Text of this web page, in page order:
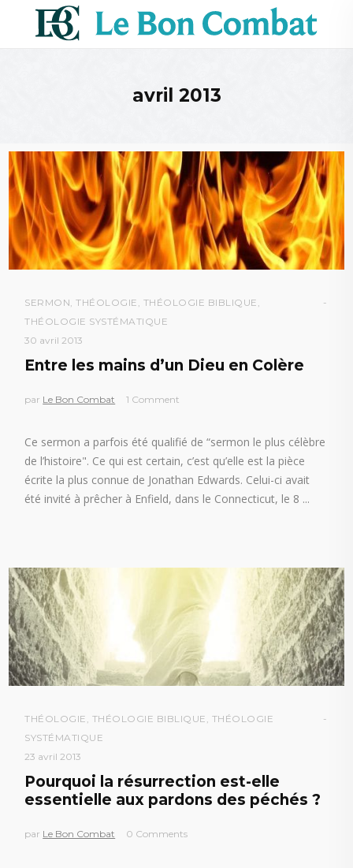
avril 2013
SERMON,THÉOLOGIE , THÉOLOGIE BIBLIQUE ,
THÉOLOGIE SYSTÉMATIQUE
30 avril 2013
Entre les mains d’un Dieu en Colère
par Le Bon Combat 1 Comment
Ce sermon a parfois été qualifié de “sermon le plus célèbre
de l’histoire". Ce qui est certain, c’est qu’elle est la pièce
écrite la plus connue de Jonathan Edwards. Celui-ci avait
été invité à prêcher à Enfield, dans le Connecticut, le 8
THÉOLOGIE , THÉOLOGIE BIBLIQUE , THÉOLOGIE
SYSTÉMATIQUE
23 avril 2013
Pourquoi la résurrection est-elle
essentielle aux pardons des péchés ?
par Le Bon Combat 0 Comments